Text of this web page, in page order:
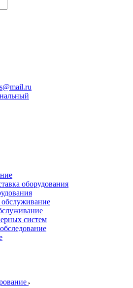
оборудования
систем